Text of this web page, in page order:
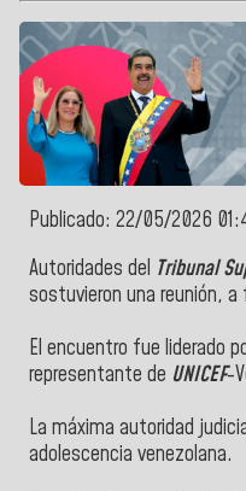
Publicado: 22/05/2026
Autoridades del Tribunal
sostuvieron una reunión, a
El encuentro fue liderado
representante de UNICEF-
La máxima autoridad
adolescencia venezolana.